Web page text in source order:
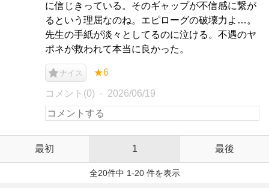
に信じきっている。そのギャップが不信感に繋が
るという理屈なのね。エピローグの破壊力よ…。
先生の手紙が淡々としてるのに泣ける。不遇のヤ
ポネが救われて本当に良かった。
ナイス ★6
コメント(0) 2026/06/19
最初 1 最後
全20件中 1-20 件を表示